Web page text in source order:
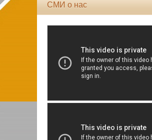
СМИ о нас